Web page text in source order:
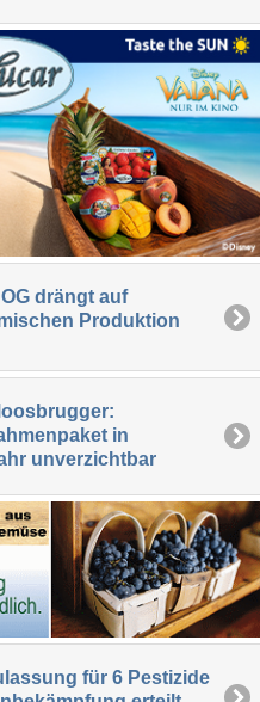
drängt auf
Produktion
in
unverzichtbar
für 6 Pestizide